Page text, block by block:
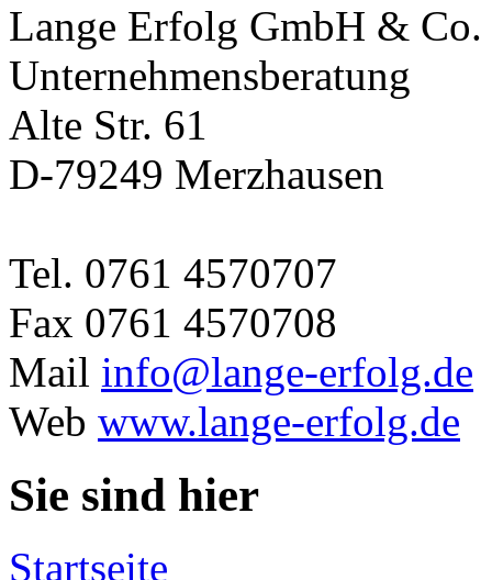
Lange Erfolg GmbH & Co.
Unternehmensberatung
Alte Str. 61
D-79249 Merzhausen
Tel. 0761 4570707
Fax 0761 4570708
Mail info@lange-erfolg.de
Web www.lange-erfolg.de
Sie sind hier
Startseite